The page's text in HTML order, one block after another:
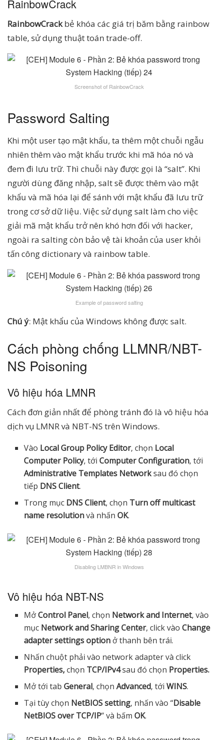
RainbowCrack
RainbowCrackbẻ khóa các giá trị băm bằng rainbow
table, sử dụng thuật toán trade-off.
Screenshot of RainbowCrack
Password Salting
Khi một user tạo mật khẩu, ta thêm một chuỗi ngẫu
nhiên thêm vào mật khẩu trước khi mã hóa nó và
đem đi lưu trữ. Thì chuỗi này được gọi là “salt”. Khi
người dùng đăng nhập, salt sẽ được thêm vào mật
khẩu và mã hóa lại để sánh với mật khẩu đã lưu trữ
trong cơ sở dữ liệu. Việc sử dụng salt làm cho việc
giải mã mật khẩu trở nên khó hơn đối với hacker,
ngoài ra salting còn bảo vệ tài khoản của user khỏi
tấn công dictionary và rainbow table.
Example of password salting
Chú ý: Mật khẩu của Windows không được salt.
Cách phòng chống LLMNR/NBT-
NS Poisoning
Vô hiệu hóa LMNR
Cách đơn giản nhất để phòng tránh đó là vô hiệu hóa
dịch vụ LMNR và NBT-NS trên Windows.
Vào Local Group Policy Editor, chọn Local
Computer Policy, tớiComputer Configuration, tới
Administrative Templates Networksau đó chọn
tiếp DNS Client.
Trong mục DNS Client, chọn Turn off multicast
name resolutionvà nhấnOK.
Disabling LMBNR in Windows
Vô hiệu hóa NBT-NS
MởControl Panel, chọn Network and Internet, vào
mục Network and Sharing Center, click vàoChange
adapter settings option ở thanh bên trái.
Nhấn chuột phải vào network adapter và click
Properties,chọn TCP/IPv4sau đó chọn Properties.
Mở tới tabGeneral, chọnAdvanced, tớiWINS.
Tại tùy chọn NetBIOS setting, nhấn vào “Disable
NetBIOS over TCP/IP” và bấmOK.